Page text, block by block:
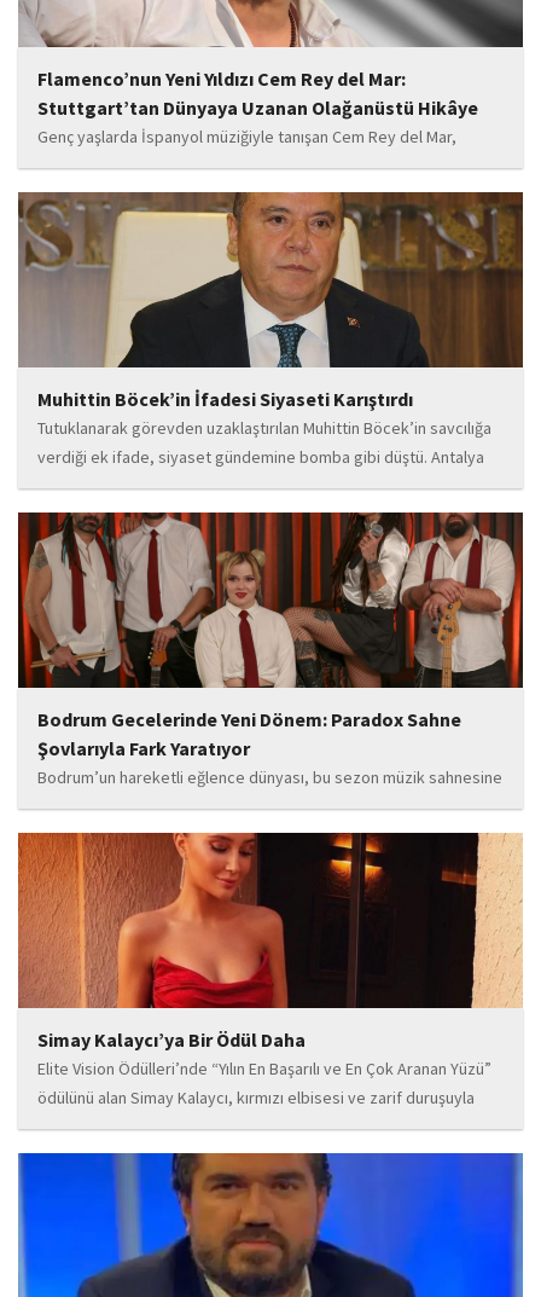
Flamenco’nun Yeni Yıldızı Cem Rey del Mar:
Stuttgart’tan Dünyaya Uzanan Olağanüstü Hikâye
Genç yaşlarda İspanyol müziğiyle tanışan Cem Rey del Mar,
flamenco kültürünün büyüleyici atmosferinden etkilenerek
kendisini bu alana yönlendirdi. Saatler süren disiplinli çalışmalar,
teknik gelişim ve müziğe olan tutkusu, onu kısa...
Muhittin Böcek’in İfadesi Siyaseti Karıştırdı
Tutuklanarak görevden uzaklaştırılan Muhittin Böcek’in savcılığa
verdiği ek ifade, siyaset gündemine bomba gibi düştü. Antalya
Cumhuriyet Savcılığı’na kendi isteğiyle başvurarak ifade verdiği
öğrenilen Böcek’in açıklamalarında, 31 Mart 2024 yerel
seçimleri...
Bodrum Gecelerinde Yeni Dönem: Paradox Sahne
Şovlarıyla Fark Yaratıyor
Bodrum’un hareketli eğlence dünyası, bu sezon müzik sahnesine
iddialı bir giriş yapan “Paradox” ile yeni bir enerji kazanıyor. Güçlü
sahne performansı, uluslararası standartlardaki repertuarı ve
deneyimli müzisyen kadrosuyla dikkat çeken...
Simay Kalaycı’ya Bir Ödül Daha
Elite Vision Ödülleri’nde “Yılın En Başarılı ve En Çok Aranan Yüzü”
ödülünü alan Simay Kalaycı, kırmızı elbisesi ve zarif duruşuyla
geceye damga vurdu. Takı markasıyla da dikkat çeken Kalaycı,
Wilma...